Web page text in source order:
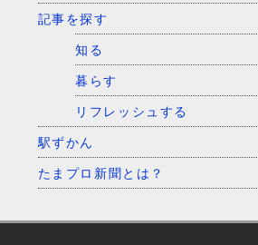
記事を探す
知る
暮らす
リフレッシュする
駅ずかん
たまプロ新聞とは？